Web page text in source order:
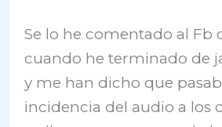
Se lo he comentado al Fb
cuando he terminado de
y me han dicho que
incidencia del audio a los